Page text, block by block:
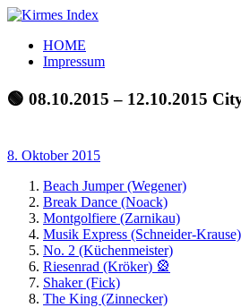
Zum
springen
Kirmes
Index
Tourpläne
der
letzten
HOME
Impressum
🟢 08.10.2015 – 12.10.2015
8. Oktober 2015
Beach Jumper (Wegener)
Break Dance (Noack)
Montgolfiere (Zarnikau)
Musik Express (Schneider-Krause)
No. 2 (Küchenmeister)
Riesenrad (Kröker) 🎡
Shaker (Fick)
The King (Zinnecker)